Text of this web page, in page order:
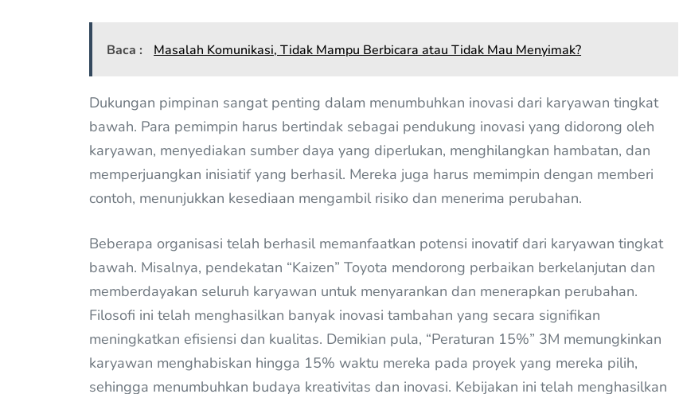
Baca : Masalah Komunikasi, Tidak Mampu Berbicara atau Tidak Mau Menyimak?
Dukungan pimpinan sangat penting dalam menumbuhkan inovasi dari karyawan tingkat
bawah. Para pemimpin harus bertindak sebagai pendukung inovasi yang didorong oleh
karyawan, menyediakan sumber daya yang diperlukan, menghilangkan hambatan, dan
memperjuangkan inisiatif yang berhasil. Mereka juga harus memimpin dengan memberi
contoh, menunjukkan kesediaan mengambil risiko dan menerima perubahan.
Beberapa organisasi telah berhasil memanfaatkan potensi inovatif dari karyawan tingkat
bawah. Misalnya, pendekatan “Kaizen” Toyota mendorong perbaikan berkelanjutan dan
memberdayakan seluruh karyawan untuk menyarankan dan menerapkan perubahan.
Filosofi ini telah menghasilkan banyak inovasi tambahan yang secara signifikan
meningkatkan efisiensi dan kualitas. Demikian pula, “Peraturan 15%” 3M memungkinkan
karyawan menghabiskan hingga 15% waktu mereka pada proyek yang mereka pilih,
sehingga menumbuhkan budaya kreativitas dan inovasi. Kebijakan ini telah menghasilkan